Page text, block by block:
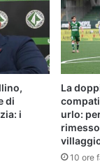
di
i
La
urlo:
10 ore